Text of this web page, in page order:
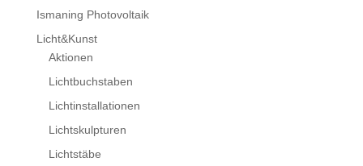
Ismaning Photovoltaik
Licht&Kunst
Aktionen
Lichtbuchstaben
Lichtinstallationen
Lichtskulpturen
Lichtstäbe